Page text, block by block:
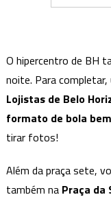
O hipercentro de BH
noite. Para completar,
Lojistas de Belo
formato de bola
tirar fotos!
Além da praça sete,
também na Praça da